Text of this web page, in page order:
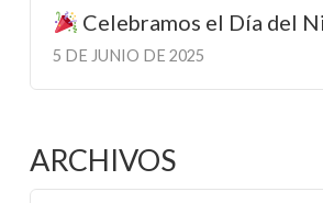
Celebramos el Día del
5 DE JUNIO DE 2025
ARCHIVOS